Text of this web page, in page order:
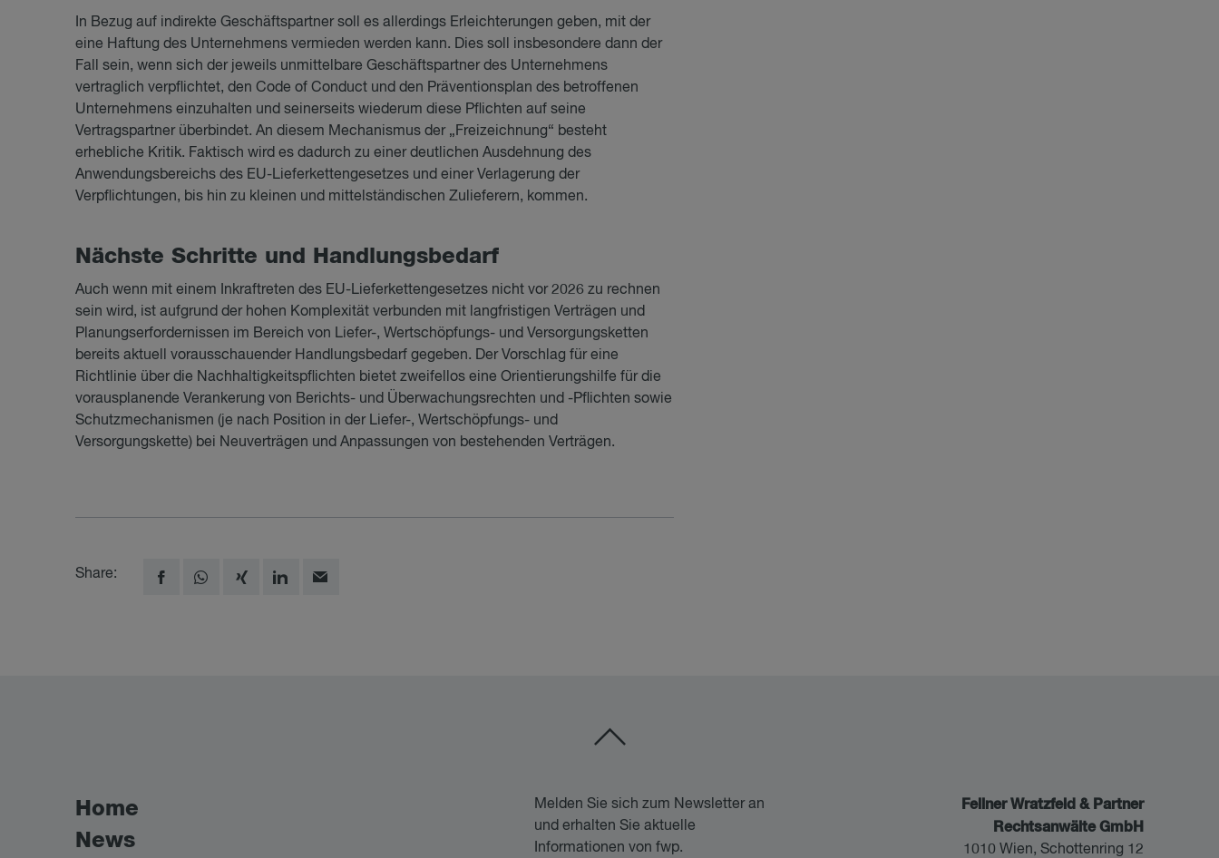
In Bezug auf indirekte Geschäftspartner soll es allerdings Erleichterungen geben, mit der
eine Haftung des Unternehmens vermieden werden kann. Dies soll insbesondere dann der
Fall sein, wenn sich der jeweils unmittelbare Geschäftspartner des Unternehmens
vertraglich verpflichtet, den Code of Conduct und den Präventionsplan des betroffenen
Unternehmens einzuhalten und seinerseits wiederum diese Pflichten auf seine
Vertragspartner überbindet. An diesem Mechanismus der „Freizeichnung“ besteht
erhebliche Kritik. Faktisch wird es dadurch zu einer deutlichen Ausdehnung des
Anwendungsbereichs des EU-Lieferkettengesetzes und einer Verlagerung der
Verpflichtungen, bis hin zu kleinen und mittelständischen Zulieferern, kommen.
Nächs­te Schrit­te und Hand­lungs­be­darf
Auch wenn mit einem Inkraftreten des EU-Lieferkettengesetzes nicht vor 2026 zu rechnen
sein wird, ist aufgrund der hohen Komplexität verbunden mit langfristigen Verträgen und
Planungserfordernissen im Bereich von Liefer-, Wertschöpfungs- und Versorgungsketten
bereits aktuell vorausschauender Handlungsbedarf gegeben. Der Vorschlag für eine
Richtlinie über die Nachhaltigkeitspflichten bietet zweifellos eine Orientierungshilfe für die
vorausplanende Verankerung von Berichts- und Überwachungsrechten und -Pflichten sowie
Schutzmechanismen (je nach Position in der Liefer-, Wertschöpfungs- und
Versorgungskette) bei Neuverträgen und Anpassungen von bestehenden Verträgen.
Share:
Home
News
Melden Sie sich zum Newsletter an
und erhalten Sie aktuelle
Informationen von fwp.
Fellner Wratzfeld & Partner
Rechtsanwälte GmbH
1010 Wien, Schottenring 12